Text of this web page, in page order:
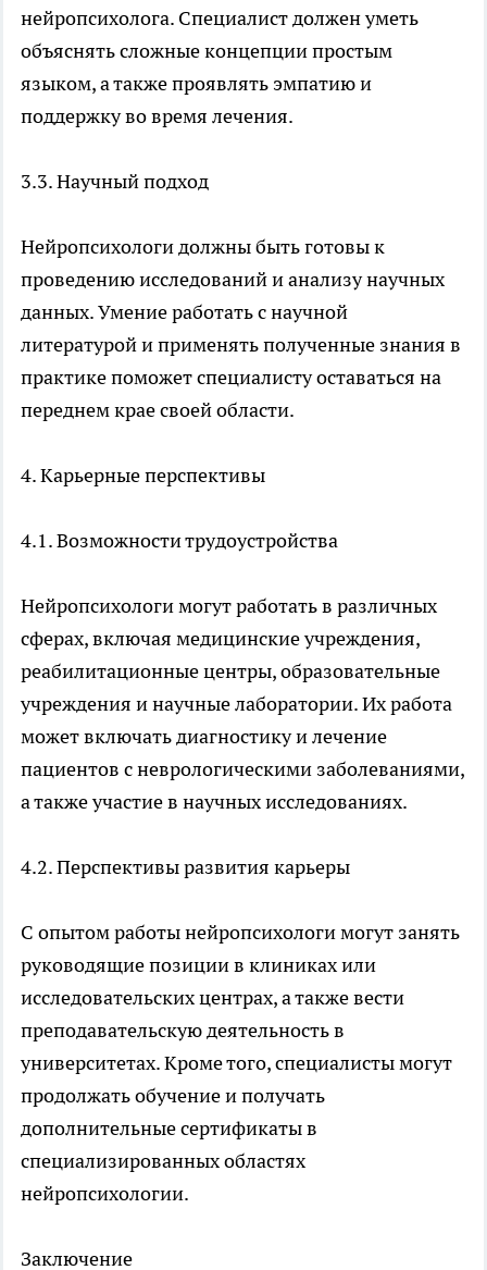
нейропсихолога. Специалист должен уметь
объяснять сложные концепции простым
языком, а также проявлять эмпатию и
поддержку во время лечения.
3.3. Научный подход
Нейропсихологи должны быть готовы к
проведению исследований и анализу научных
данных. Умение работать с научной
литературой и применять полученные знания в
практике поможет специалисту оставаться на
переднем крае своей области.
4. Карьерные перспективы
4.1. Возможности трудоустройства
Нейропсихологи могут работать в различных
сферах, включая медицинские учреждения,
реабилитационные центры, образовательные
учреждения и научные лаборатории. Их работа
может включать диагностику и лечение
пациентов с неврологическими заболеваниями,
а также участие в научных исследованиях.
4.2. Перспективы развития карьеры
С опытом работы нейропсихологи могут занять
руководящие позиции в клиниках или
исследовательских центрах, а также вести
преподавательскую деятельность в
университетах. Кроме того, специалисты могут
продолжать обучение и получать
дополнительные сертификаты в
специализированных областях
нейропсихологии.
Заключение